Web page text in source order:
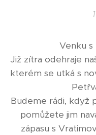
Venku
Již zítra odehraje
kterém se utká s
Budeme rádi, když
pomůžete jim
zápasu s